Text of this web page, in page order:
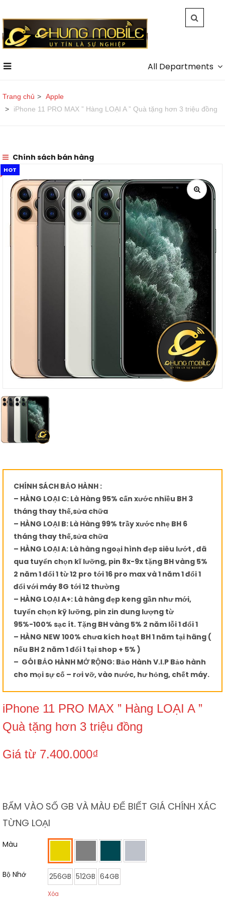
All Departments
Trang chủ
Apple
iPhone 11 PRO MAX ” Hàng LOẠI A ” Quà tặng hơn 3 triệu đồng
Chính sách bán hàng
HOT
CHÍNH SÁCH BẢO HÀNH :
– HÀNG LOẠI C: Là Hàng 95% cấn xước nhiều BH 3
tháng thay thế,sửa chữa
– HÀNG LOẠI B: Là Hàng 99% trầy xước nhẹ BH 6
tháng thay thế,sửa chữa
– HÀNG LOẠI A: Là hàng ngoại hình đẹp siêu lướt , đã
qua tuyển chọn kĩ lưỡng, pin 8x-9x tặng BH vàng 5%
2 năm 1 đổi 1 từ 12 pro tới 16 pro max và 1 năm 1 đổi 1
đổi với máy 8G tới 12 thường
– HÀNG LOẠI A+: Là hàng đẹp keng gần như mới,
tuyển chọn kỹ lưỡng, pin zin dung lượng từ
95%-100% sạc ít. Tặng BH vàng 5% 2 năm lỗi 1 đổi 1
– HÀNG NEW 100% chưa kích hoạt BH 1 năm tại hãng (
nếu BH 2 năm 1 đổi 1 tại shop + 5% )
– GÓI BẢO HÀNH MỞ RỘNG: Bảo Hành V.I.P Bảo hành
cho mọi sự cố – rơi vỡ, vào nước, hư hỏng, chết máy.
iPhone 11 PRO MAX ” Hàng LOẠI A ”
Quà tặng hơn 3 triệu đồng
Giá từ 7.400.000₫
BẤM VÀO SỐ GB VÀ MÀU ĐỂ BIẾT GIÁ CHÍNH XÁC
TỪNG LOẠI
Màu
Bộ Nhớ 256GB 512GB 64GB
Xóa